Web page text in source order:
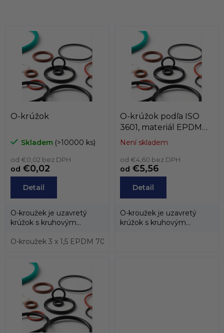
O-krúžok
Skladem (>10000 ks)
od €0,02 bez DPH
od €0,02
Detail
O-kroužek je uzavretý
krúžok s kruhovým
prevažne z...
O-kroužek 3 x 1,5 EPDM 70, ISO 3601
O-krúžok podľa ISO
3601, materiál EPDM
70, podľa vnútorného
Není skladem
od €4,60 bez DPH
od €5,56
Detail
O-kroužek je uzavretý
krúžok s kruhovým